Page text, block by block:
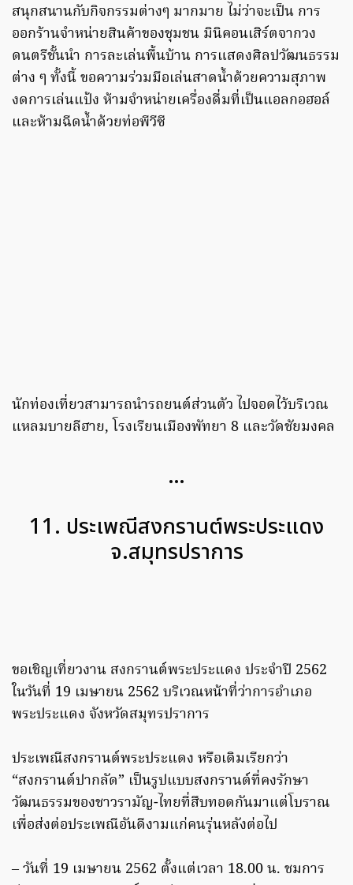
สนุกสนานกับกิจกรรมต่างๆ มากมาย ไม่ว่าจะเป็น การ
ออกร้านจำหน่ายสินค้าของชุมชน มินิคอนเสิร์ตจากวง
ดนตรีชั้นนำ การละเล่นพื้นบ้าน การแสดงศิลปวัฒนธรรม
ต่าง ๆ ทั้งนี้ ขอความร่วมมือเล่นสาดน้ำด้วยความสุภาพ
งดการเล่นแป้ง ห้ามจำหน่ายเครื่องดื่มที่เป็นแอลกอฮอล์
และห้ามฉีดน้ำด้วยท่อพีวีซี
นักท่องเที่ยวสามารถนำรถยนต์ส่วนตัว ไปจอดไว้บริเวณ
แหลมบายลีฮาย, โรงเรียนเมืองพัทยา 8 และวัดชัยมงคล
…
11. ประเพณีสงกรานต์พระประแดง
จ.สมุทรปราการ
ขอเชิญเที่ยวงาน สงกรานต์พระประแดง ประจำปี 2562
ในวันที่ 19 เมษายน 2562 บริเวณหน้าที่ว่าการอำเภอ
พระประแดง จังหวัดสมุทรปราการ
ประเพณีสงกรานต์พระประแดง หรือเดิมเรียกว่า
“สงกรานต์ปากลัด” เป็นรูปแบบสงกรานต์ที่คงรักษา
วัฒนธรรมของชาวรามัญ-ไทยที่สืบทอดกันมาแต่โบราณ
เพื่อส่งต่อประเพณีอันดีงามแก่คนรุ่นหลังต่อไป
– วันที่ 19 เมษายน 2562 ตั้งแต่เวลา 18.00 น. ชมการ